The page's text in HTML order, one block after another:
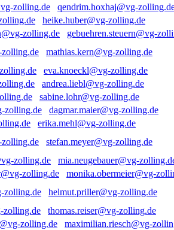
qendrim.hoxhaj@vg-
heike.huber@vg-zolling.de
gebuehren.steuern@vg-
mathias.kern@vg-zolling.de
eva.knoeckl@vg-zolling.de
andrea.liebl@vg-zolling.de
sabine.lohr@vg-zolling.de
dagmar.maier@vg-zolling.de
erika.mehl@vg-zolling.de
stefan.meyer@vg-zolling.de
mia.neugebauer@vg-
monika.obermeier@vg-
helmut.priller@vg-zolling.de
thomas.reiser@vg-zolling.de
maximilian.riesch@vg-